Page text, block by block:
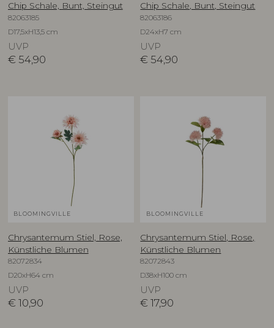
Chip Schale, Bunt, Steingut
82063185
D17,5xH13,5 cm
UVP
€ 54,90
Chip Schale, Bunt, Steingut
82063186
D24xH7 cm
UVP
€ 54,90
BLOOMINGVILLE
Chrysantemum Stiel, Rose,
Künstliche Blumen
82072834
D20xH64 cm
UVP
€ 10,90
BLOOMINGVILLE
Chrysantemum Stiel, Rose,
Künstliche Blumen
82072843
D38xH100 cm
UVP
€ 17,90